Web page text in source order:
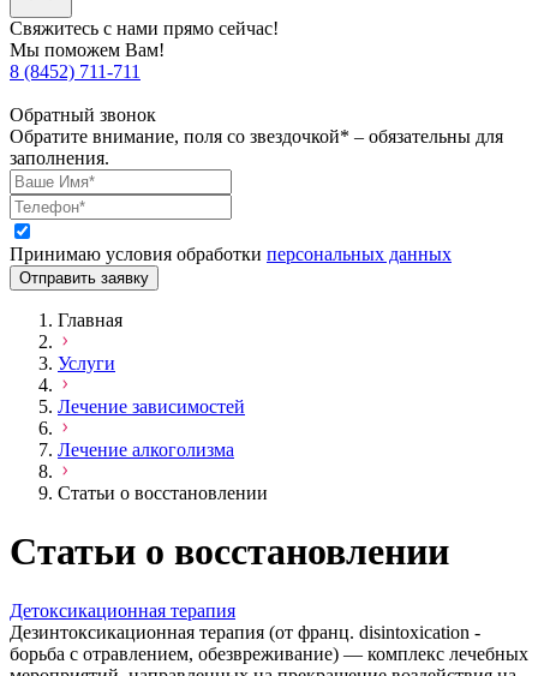
Свяжитесь с нами прямо сейчас!
Мы поможем Вам!
8 (8452) 711-711
Обратный звонок
Обратите внимание, поля со звездочкой* – обязательны для
заполнения.
Принимаю условия обработки персональных данных
Отправить заявку
Главная
Услуги
Лечение зависимостей
Лечение алкоголизма
Статьи о восстановлении
Статьи о восстановлении
Детоксикационная терапия
Дезинтоксикационная терапия (от франц. disintoxication -
борьба с отравлением, обезвреживание) — комплекс лечебных